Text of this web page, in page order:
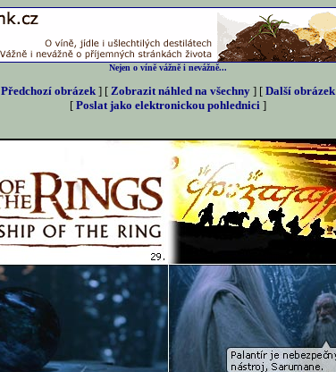
Nejen o víně vážně i nevážně...
Předchozí obrázek ] [ Zobrazit náhled na všechny ] [ Další obrázek
[ Poslat jako elektronickou pohlednici ]